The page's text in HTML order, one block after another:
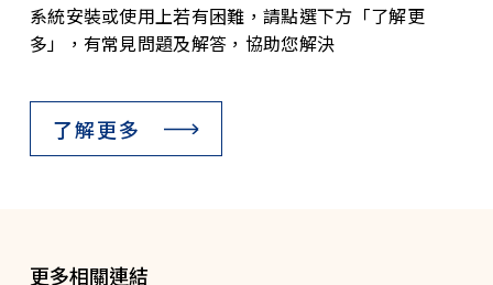
系統安裝或使用上若有困難，請點選下方「了解更
多」，有常見問題及解答，協助您解決
了解更多
更多相關連結